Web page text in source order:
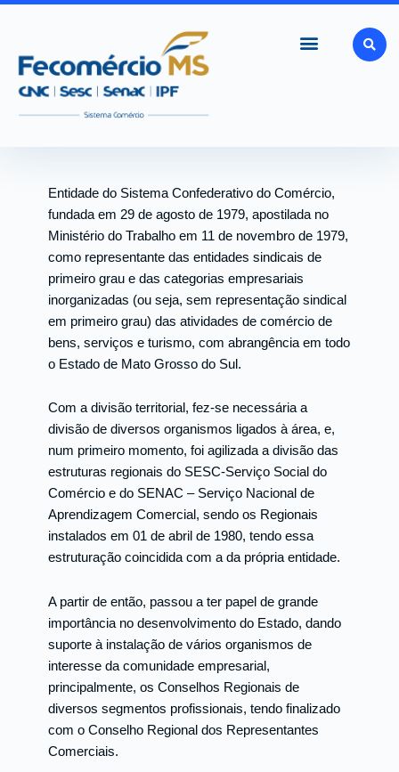
Ir
conteúdo
Entidade do Sistema Confederativo do Comércio,
fundada em 29 de agosto de 1979, apostilada no
Ministério do Trabalho em 11 de novembro de 1979,
como representante das entidades sindicais de
primeiro grau e das categorias empresariais
inorganizadas (ou seja, sem representação sindical
em primeiro grau) das atividades de comércio de
bens, serviços e turismo, com abrangência em todo
o Estado de Mato Grosso do Sul.
Com a divisão territorial, fez-se necessária a
divisão de diversos organismos ligados à área, e,
num primeiro momento, foi agilizada a divisão das
estruturas regionais do SESC-Serviço Social do
Comércio e do SENAC – Serviço Nacional de
Aprendizagem Comercial, sendo os Regionais
instalados em 01 de abril de 1980, tendo essa
estruturação coincidida com a da própria entidade.
A partir de então, passou a ter papel de grande
importância no desenvolvimento do Estado, dando
suporte à instalação de vários organismos de
interesse da comunidade empresarial,
principalmente, os Conselhos Regionais de
diversos segmentos profissionais, tendo finalizado
com o Conselho Regional dos Representantes
Comerciais.